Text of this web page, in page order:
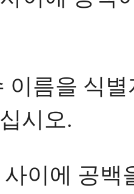
이름을 식
시오.
이에 공백